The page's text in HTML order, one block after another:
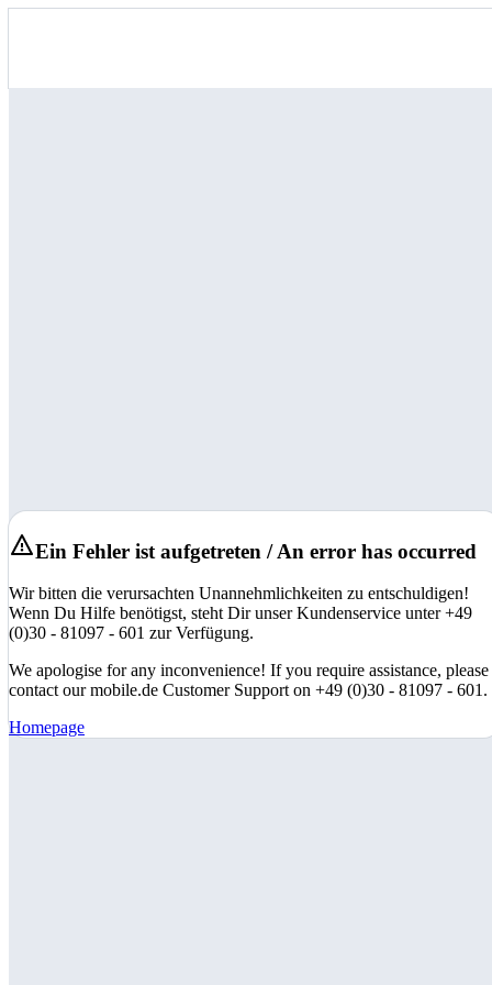
Ein Fehler ist aufgetreten / An error has occurred
Wir bitten die verursachten Unannehmlichkeiten zu entschuldigen!
Wenn Du Hilfe benötigst, steht Dir unser Kundenservice unter +49
(0)30 - 81097 - 601 zur Verfügung.
We apologise for any inconvenience! If you require assistance, please
contact our mobile.de Customer Support on +49 (0)30 - 81097 - 601.
Homepage